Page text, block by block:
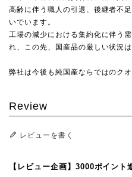
高齢に伴う職人の引退、後継者不
いでいます。
工場の減少における集約化に伴う
れ、この先、国産品の厳しい状況
弊社は今後も純国産ならではのク
Review
レビューを書く
【レビュー企画】3000ポイント